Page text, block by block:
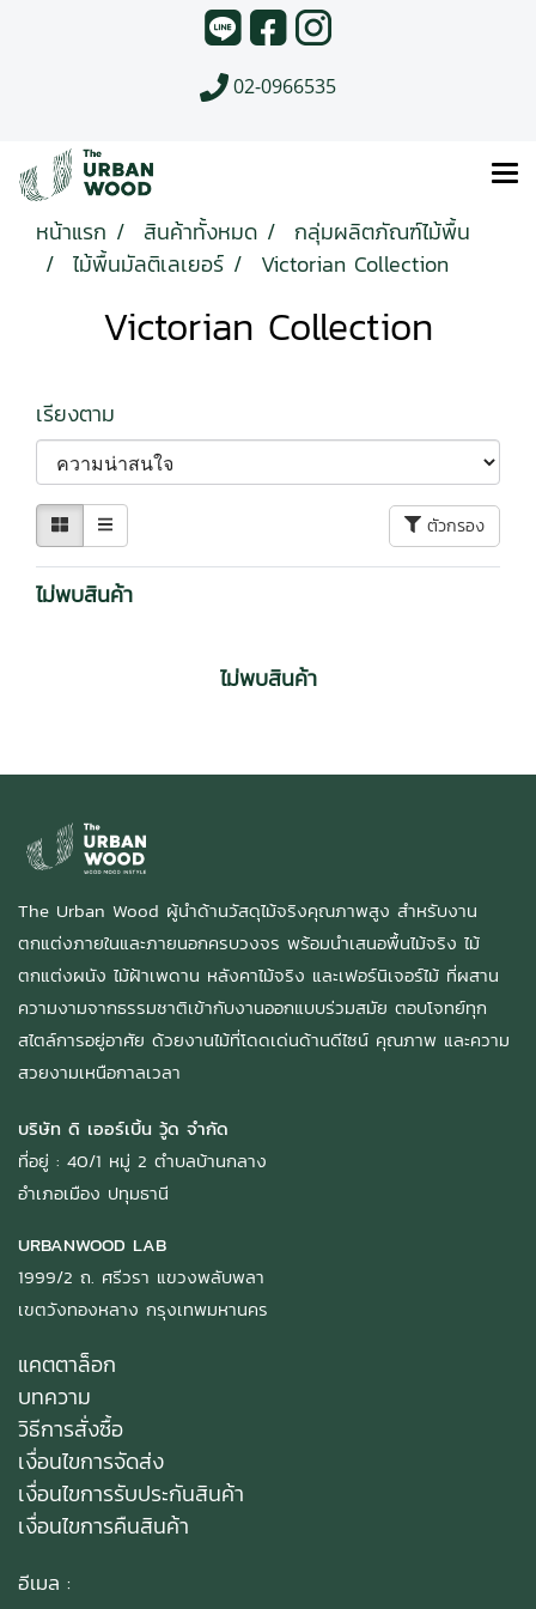
02-0966535
หน้าแรก สินค้าทั้งหมด
กลุ่มผลิตภัณฑ์ไม้พื้น
ไม้พื้นมัลติเลเยอร์
Victorian Collection
Victorian Collection
เรียงตาม
ตัวกรอง
ไม่พบสินค้า
ไม่พบสินค้า
The Urban Wood ผู้นำด้านวัสดุไม้จริงคุณภาพสูง สำหรับงาน
ตกแต่งภายในและภายนอกครบวงจร พร้อมนำเสนอพื้นไม้จริง ไม้
ตกแต่งผนัง ไม้ฝ้าเพดาน หลังคาไม้จริง และเฟอร์นิเจอร์ไม้ ที่ผสาน
ความงามจากธรรมชาติเข้ากับงานออกแบบร่วมสมัย ตอบโจทย์ทุก
สไตล์การอยู่อาศัย ด้วยงานไม้ที่โดดเด่นด้านดีไซน์ คุณภาพ และความ
สวยงามเหนือกาลเวลา
บริษัท ดิ เออร์เบิ้น วู้ด จำกัด
ที่อยู่ : 40/1 หมู่ 2 ตำบลบ้านกลาง
อำเภอเมือง ปทุมธานี
URBANWOOD LAB
1999/2 ถ. ศรีวรา แขวงพลับพลา
เขตวังทองหลาง กรุงเทพมหานคร
แคตตาล็อก
บทความ
วิธีการสั่งซื้อ
เงื่อนไขการจัดส่ง
เงื่อนไขการรับประกันสินค้า
เงื่อนไขการคืนสินค้า
อีเมล :